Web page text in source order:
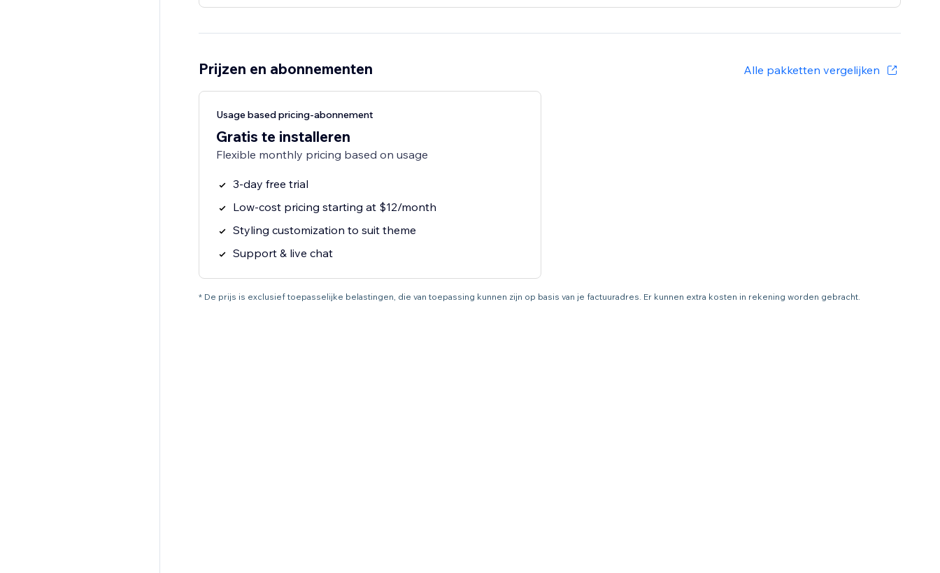
Prijzen en abonnementen Alle pakketten vergelijken
Usage based pricing-abonnement
Gratis te installeren
Flexible monthly pricing based on usage
3-day free trial
Low-cost pricing starting at $12/month
Styling customization to suit theme
Support & live chat
* De prijs is exclusief toepasselijke belastingen, die van toepassing kunnen zijn op basis van je factuuradres. Er kunnen extra kosten in rekening worden gebracht.